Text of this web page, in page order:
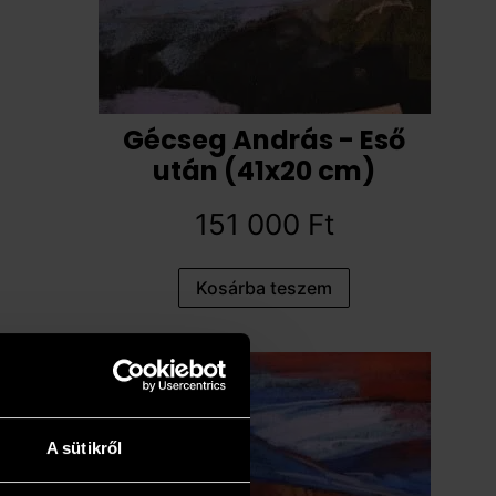
A sütikről
Gécseg András - Eső
után (41x20 cm)
151 000 Ft
Kosárba teszem